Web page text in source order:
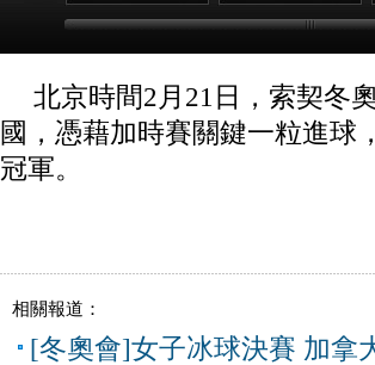
北京時間2月21日，索契冬
國，憑藉加時賽關鍵一粒進球
冠軍。
相關報道：
[冬奧會]女子冰球決賽 加拿